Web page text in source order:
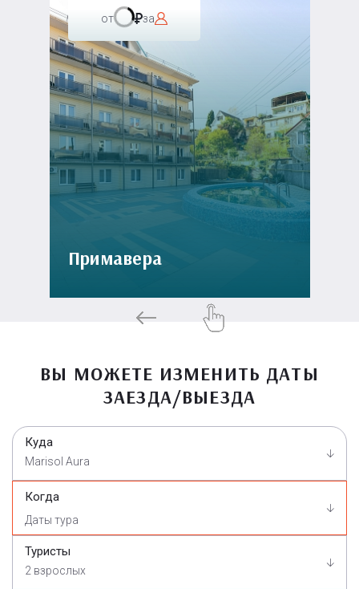
от за
Примавера
ВЫ МОЖЕТЕ ИЗМЕНИТЬ ДАТЫ
ЗАЕЗДА/ВЫЕЗДА
Куда
Marisol Aura
Когда
Туристы
2 взрослых